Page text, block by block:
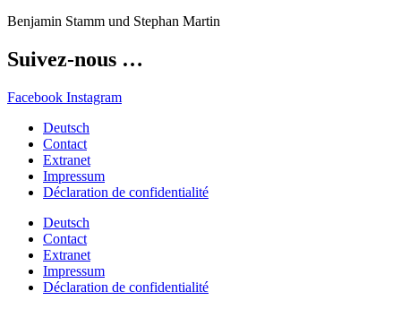
Benjamin Stamm und Stephan Martin
Suivez-nous …
Facebook Instagram
Deutsch
Contact
Extranet
Impressum
Déclaration de confidentialité
Deutsch
Contact
Extranet
Impressum
Déclaration de confidentialité